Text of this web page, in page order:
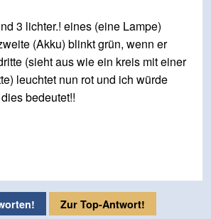
3 lichter.! eines (eine Lampe)
(Akku) blinkt grün, wenn er
(sieht aus wie ein kreis mit einer
leuchtet nun rot und ich würde
bedeutet!!
Zur Top-Antwort!